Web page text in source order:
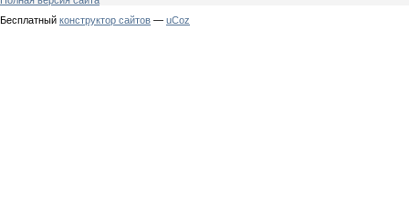
Бесплатный конструктор сайтов — uCoz